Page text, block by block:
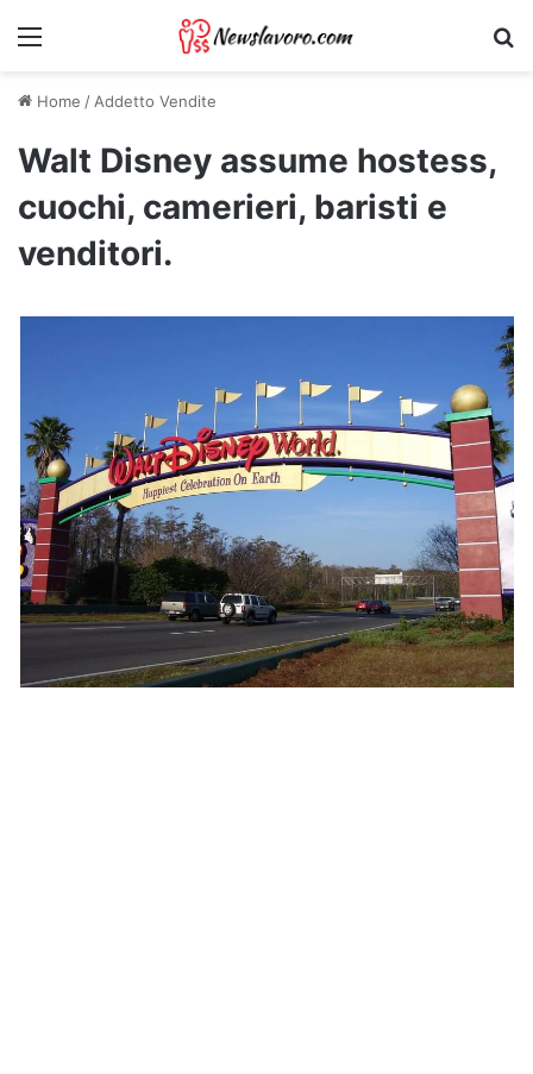
Menu
Home /Addetto Vendite
Walt Disney assume hostess,
cuochi, camerieri, baristi e
venditori.